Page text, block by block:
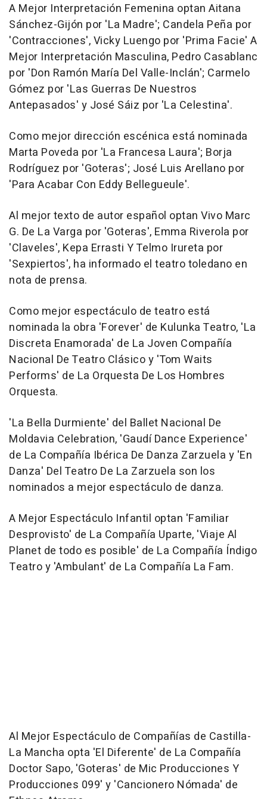
A Mejor Interpretación Femenina optan Aitana
Sánchez-Gijón por 'La Madre'; Candela Peña por
'Contracciones', Vicky Luengo por 'Prima Facie' A
Mejor Interpretación Masculina, Pedro Casablanc
por 'Don Ramón María Del Valle-Inclán'; Carmelo
Gómez por 'Las Guerras De Nuestros
Antepasados' y José Sáiz por 'La Celestina'.
Como mejor dirección escénica está nominada
Marta Poveda por 'La Francesa Laura'; Borja
Rodríguez por 'Goteras'; José Luis Arellano por
'Para Acabar Con Eddy Bellegueule'.
Al mejor texto de autor español optan Vivo Marc
G. De La Varga por 'Goteras', Emma Riverola por
'Claveles', Kepa Errasti Y Telmo Irureta por
'Sexpiertos', ha informado el teatro toledano en
nota de prensa.
Como mejor espectáculo de teatro está
nominada la obra 'Forever' de Kulunka Teatro, 'La
Discreta Enamorada' de La Joven Compañía
Nacional De Teatro Clásico y 'Tom Waits
Performs' de La Orquesta De Los Hombres
Orquesta.
'La Bella Durmiente' del Ballet Nacional De
Moldavia Celebration, 'Gaudí Dance Experience'
de La Compañía Ibérica De Danza Zarzuela y 'En
Danza' Del Teatro De La Zarzuela son los
nominados a mejor espectáculo de danza.
A Mejor Espectáculo Infantil optan 'Familiar
Desprovisto' de La Compañía Uparte, 'Viaje Al
Planet de todo es posible' de La Compañía Índigo
Teatro y 'Ambulant' de La Compañía La Fam.
Al Mejor Espectáculo de Compañías de Castilla-
La Mancha opta 'El Diferente' de La Compañía
Doctor Sapo, 'Goteras' de Mic Producciones Y
Producciones 099' y 'Cancionero Nómada' de